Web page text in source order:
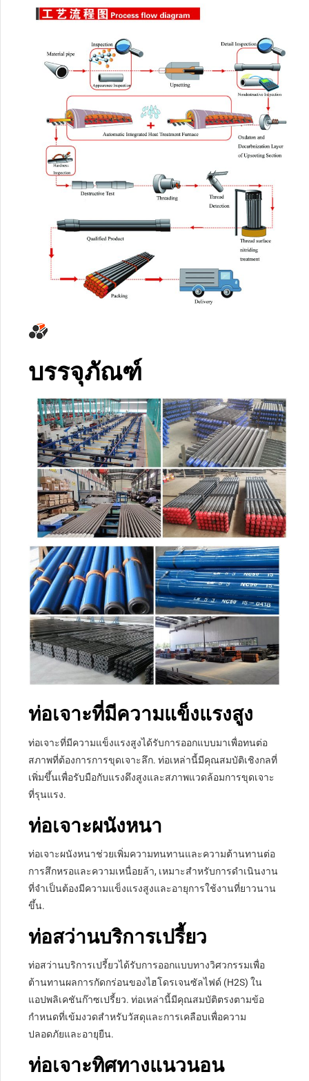
บรรจุภัณฑ์
ท่อเจาะที่มีความแข็งแรงสูง
ท่อเจาะที่มีความแข็งแรงสูงได้รับการออกแบบมาเพื่อทนต่อ
สภาพที่ต้องการการขุดเจาะลึก. ท่อเหล่านี้มีคุณสมบัติเชิงกลที่
เพิ่มขึ้นเพื่อรับมือกับแรงดึงสูงและสภาพแวดล้อมการขุดเจาะ
ที่รุนแรง.
ท่อเจาะผนังหนา
ท่อเจาะผนังหนาช่วยเพิ่มความทนทานและความต้านทานต่อ
การสึกหรอและความเหนื่อยล้า, เหมาะสำหรับการดำเนินงาน
ที่จำเป็นต้องมีความแข็งแรงสูงและอายุการใช้งานที่ยาวนาน
ขึ้น.
ท่อสว่านบริการเปรี้ยว
ท่อสว่านบริการเปรี้ยวได้รับการออกแบบทางวิศวกรรมเพื่อ
ต้านทานผลการกัดกร่อนของไฮโดรเจนซัลไฟด์ (H2S) ใน
แอปพลิเคชันก๊าซเปรี้ยว. ท่อเหล่านี้มีคุณสมบัติตรงตามข้อ
กำหนดที่เข้มงวดสำหรับวัสดุและการเคลือบเพื่อความ
ปลอดภัยและอายุยืน.
ท่อเจาะทิศทางแนวนอน